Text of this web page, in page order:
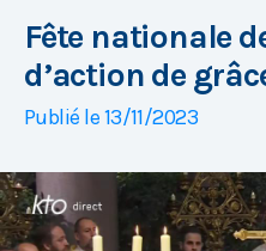
Fête nationale
d’action de
Publié le 13/11/2023